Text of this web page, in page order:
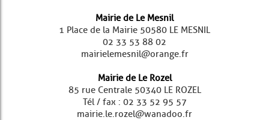
Mairie de Le Mesnil
1 Place de la Mairie 50580 LE MESNIL
02 33 53 88 02
mairielemesnil@orange.fr
Mairie de Le Rozel
85 rue Centrale 50340 LE ROZEL
Tél / fax : 02 33 52 95 57
mairie.le.rozel@wanadoo.fr